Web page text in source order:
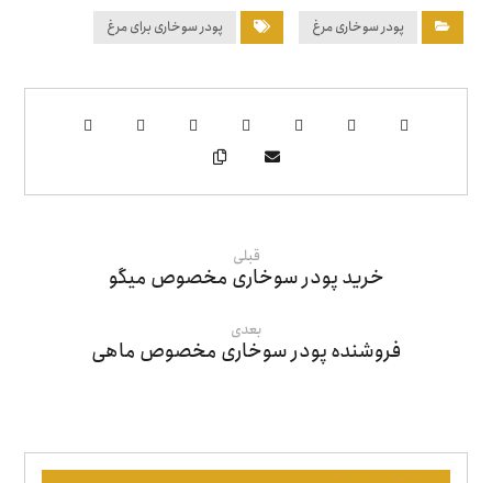
پودر سوخاری مرغ پودر سوخاری برای مرغ
قبلی
خرید پودر سوخاری مخصوص میگو
بعدی
فروشنده پودر سوخاری مخصوص ماهی